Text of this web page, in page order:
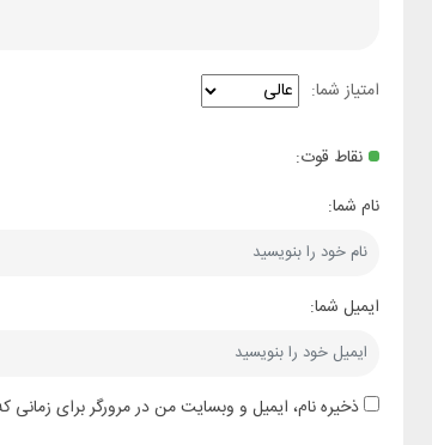
امتیاز شما:
نقاط قوت:
نام شما:
ایمیل شما:
ذخیره نام، ایمیل و وبسایت من در مرورگر برای